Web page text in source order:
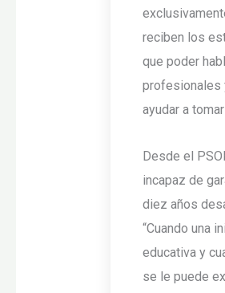
reciben los
que poder
profesionales
ayudar a
Desde el
incapaz de
diez años
“Cuando una
educativa y
se le puede